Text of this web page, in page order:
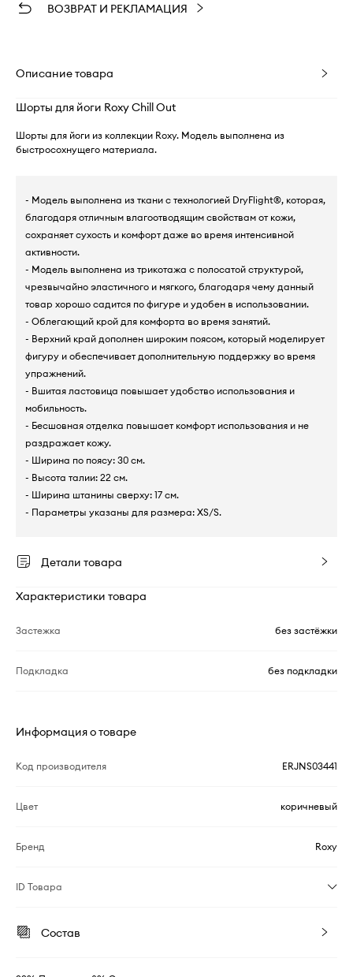
ВОЗВРАТ И РЕКЛАМАЦИЯ
Описание товара
Шорты для йоги Roxy Chill Out
Шорты для йоги из коллекции Roxy. Модель выполнена из
быстросохнущего материала.
- Модель выполнена из ткани с технологией DryFlight®, которая,
благодаря отличным влагоотводящим свойствам от кожи,
сохраняет сухость и комфорт даже во время интенсивной
активности.
- Модель выполнена из трикотажа с полосатой структурой,
чрезвычайно эластичного и мягкого, благодаря чему данный
товар хорошо садится по фигуре и удобен в использовании.
- Облегающий крой для комфорта во время занятий.
- Верхний край дополнен широким поясом, который моделирует
фигуру и обеспечивает дополнительную поддержку во время
упражнений.
- Вшитая ластовица повышает удобство использования и
мобильность.
- Бесшовная отделка повышает комфорт использования и не
раздражает кожу.
- Ширина по поясу: 30 см.
- Высота талии: 22 см.
- Ширина штанины сверху: 17 см.
- Параметры указаны для размера: XS/S.
Детали товара
Характеристики товара
Застежка без застёжки
Подкладка без подкладки
Информация о товаре
Код производителя ERJNS03441
Цвет коричневый
Бренд Roxy
ID Товара
Состав